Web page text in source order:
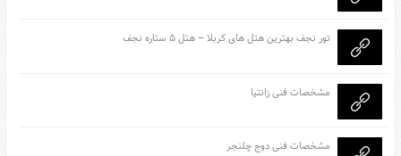
تور نجف بهترین هتل های کربلا – هتل ۵ ستاره نجف
مشخصات فنی زانتیا
مشخصات فنی دوج چلنجر